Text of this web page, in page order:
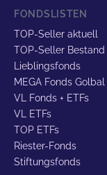
FONDSLISTEN
TOP-Seller aktuell
TOP-Seller Bestand
Lieblingsfonds
MEGA Fonds Golbal
VL Fonds + ETFs
VL ETFs
TOP ETFs
Riester-Fonds
Stiftungsfonds